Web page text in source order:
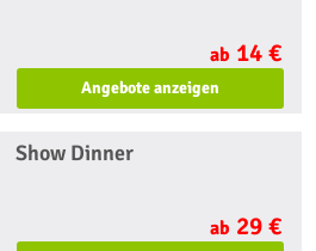
ab 14 €
Angebote anzeigen
Show Dinner
ab 29 €